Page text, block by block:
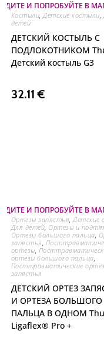
И ПОПРОБУЙТЕ В
Костыли,Детские костыли,
детей
ДЕТСКИЙ КОСТЫЛЬ С
ПОДЛОКОТНИКОМ
Детский костыль G3
32.11€
⛐
И ПОПРОБУЙТЕ В
Ортезы запястья Детские
Для детей Ортезы и
Ортезы большого пальца
запястья
ортезы
ортезы большого пальца
Посттравматические
запястья
ДЕТСКИЙ ОРТЕЗ
И ОРТЕЗА БОЛЬШОГО
ПАЛЬЦА В ОДНОМ
Ligaflex® Pro +
⛐